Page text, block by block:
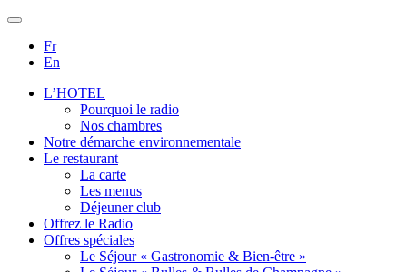
Fr
En
L’HOTEL
Pourquoi le radio
Nos chambres
Notre démarche environnementale
Le restaurant
La carte
Les menus
Déjeuner club
Offrez le Radio
Offres spéciales
Le Séjour « Gastronomie & Bien-être »